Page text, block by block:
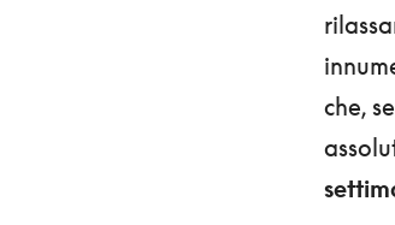
che,